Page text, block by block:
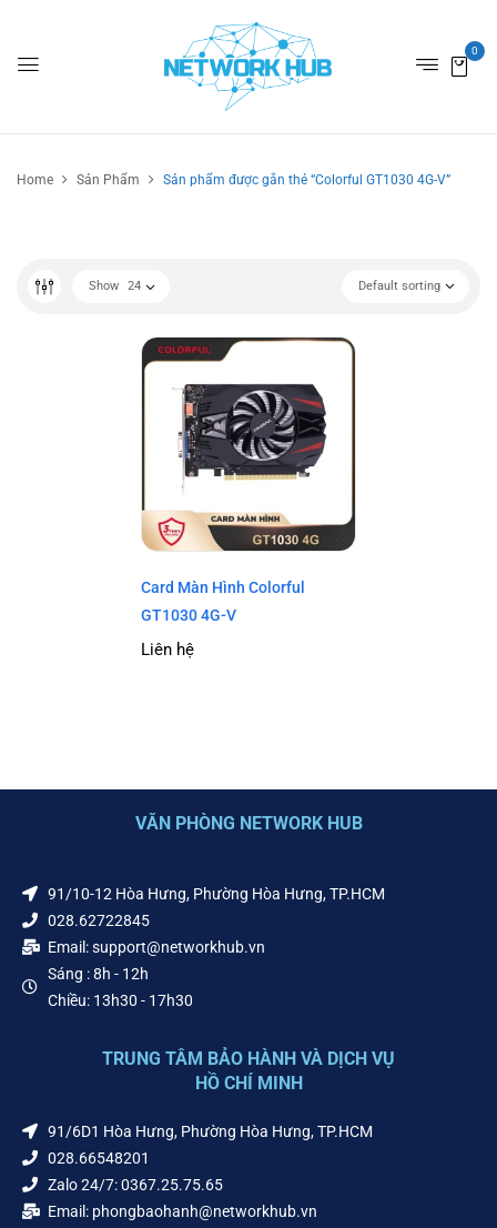
0
Home Sản Phẩm Sản phẩm được gắn thẻ “Colorful GT1030 4G-V”
Default sorting
Show 24
Card Màn Hình Colorful
GT1030 4G-V
Liên hệ
VĂN PHÒNG NETWORK HUB
91/10-12 Hòa Hưng, Phường Hòa Hưng, TP.HCM
028.62722845
Email: support@networkhub.vn
Sáng : 8h - 12h
Chiều: 13h30 - 17h30
TRUNG TÂM BẢO HÀNH VÀ DỊCH VỤ
HỒ CHÍ MINH
91/6D1 Hòa Hưng, Phường Hòa Hưng, TP.HCM
028.66548201
Zalo 24/7: 0367.25.75.65
Email: phongbaohanh@networkhub.vn